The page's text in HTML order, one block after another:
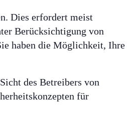
Dies erfordert meist
Berücksichtigung von
haben die Möglichkeit, Ihre
des Betreibers von
für